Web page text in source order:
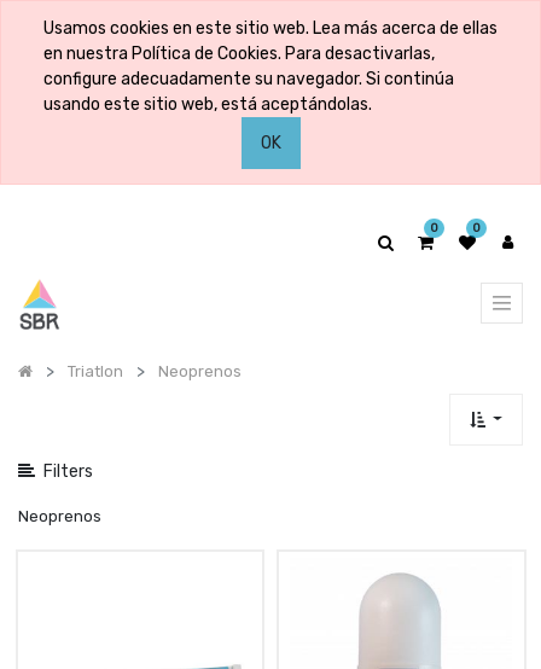
Usamos cookies en este sitio web. Lea más acerca de ellas
en nuestra Política de Cookies. Para desactivarlas,
configure adecuadamente su navegador. Si continúa
usando este sitio web, está aceptándolas.
OK
0 0
Triatlon Neoprenos
Filters
Mostrar
categorías
Neoprenos